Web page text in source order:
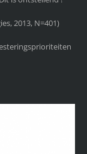
2013, N=401)